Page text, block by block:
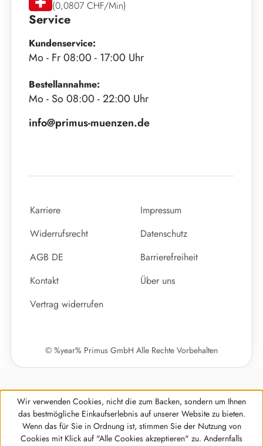
Service
Kundenservice:
Mo - Fr 08:00 - 17:00 Uhr
Bestellannahme:
Mo - So 08:00 - 22:00 Uhr
info@primus-muenzen.de
(0,0807 CHF/Min)
Karriere
Impressum
Widerrufsrecht
Datenschutz
AGB DE
Barrierefreiheit
Kontakt
Über uns
Vertrag widerrufen
© %year% Primus GmbH Alle Rechte Vorbehalten
Wir verwenden Cookies, nicht die zum Backen, sondern um Ihnen
das bestmögliche Einkaufserlebnis auf unserer Website zu bieten.
Wenn das für Sie in Ordnung ist, stimmen Sie der Nutzung von
Cookies mit Klick auf "Alle Cookies akzeptieren" zu. Andernfalls